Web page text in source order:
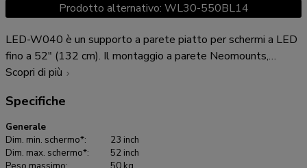
Prodotto alternativo: WL30-550BL14
LED-W040 è un supporto a parete piatto per schermi a LED
fino a 52" (132 cm). Il montaggio a parete Neomounts,
modello LED-W040, consente di collegare un televisore
profondità renderà la vostra TV LED un tutt'uno con la
parete. La distanza può essere aumentata fino a 30 mm
utilizzando le boccole in dotazione. Il LED-W040 ha una
capacità massima di trasporto di 50 kg e può essere montato
Scopri di più
Specifiche
Generale
Dim. min. schermo*:
23 inch
Dim. max. schermo*:
52 inch